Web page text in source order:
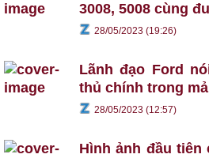
3008, 5008 cùng
28/05/2023 (19:26)
Lãnh đạo Ford
thủ chính trong
28/05/2023 (12:57)
Hình ảnh đầu tiên